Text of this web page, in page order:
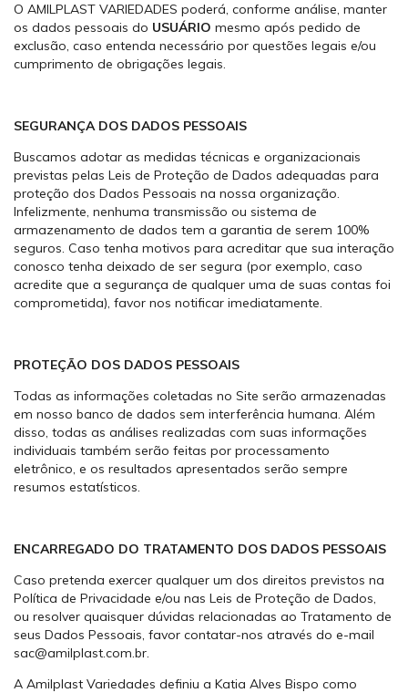
O AMILPLAST VARIEDADES poderá, conforme análise, manter
os dados pessoais do USUÁRIO mesmo após pedido de
exclusão, caso entenda necessário por questões legais e/ou
cumprimento de obrigações legais.
SEGURANÇA DOS DADOS PESSOAIS
Buscamos adotar as medidas técnicas e organizacionais
previstas pelas Leis de Proteção de Dados adequadas para
proteção dos Dados Pessoais na nossa organização.
Infelizmente, nenhuma transmissão ou sistema de
armazenamento de dados tem a garantia de serem 100%
seguros. Caso tenha motivos para acreditar que sua interação
conosco tenha deixado de ser segura (por exemplo, caso
acredite que a segurança de qualquer uma de suas contas foi
comprometida), favor nos notificar imediatamente.
PROTEÇÃO DOS DADOS PESSOAIS
Todas as informações coletadas no Site serão armazenadas
em nosso banco de dados sem interferência humana. Além
disso, todas as análises realizadas com suas informações
individuais também serão feitas por processamento
eletrônico, e os resultados apresentados serão sempre
resumos estatísticos.
ENCARREGADO DO TRATAMENTO DOS DADOS PESSOAIS
Caso pretenda exercer qualquer um dos direitos previstos na
Política de Privacidade e/ou nas Leis de Proteção de Dados,
ou resolver quaisquer dúvidas relacionadas ao Tratamento de
seus Dados Pessoais, favor contatar-nos através do e-mail
sac@amilplast.com.br.
A Amilplast Variedades definiu a Katia Alves Bispo como